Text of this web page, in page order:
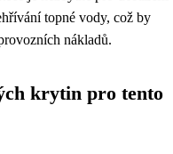
topné vody, což by
nákladů.
krytin pro tento